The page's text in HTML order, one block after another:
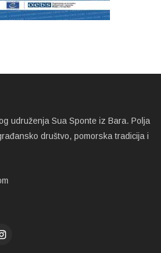
udruženja Sua Sponte iz Bara. Polja
društvo, pomorska tradicija i